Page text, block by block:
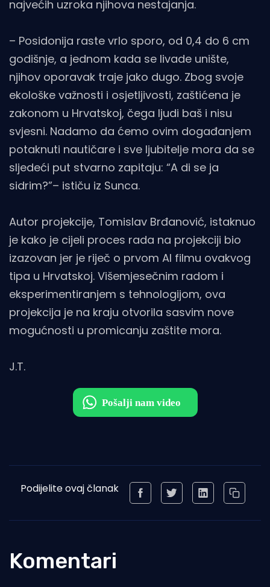
najvećih uzroka njihova nestajanja.
– Posidonija raste vrlo sporo, od 0,4 do 6 cm
godišnje, a jednom kada se livade unište,
njihov oporavak traje jako dugo. Zbog svoje
ekološke važnosti i osjetljivosti, zaštićena je
zakonom u Hrvatskoj, čega ljudi baš i nisu
svjesni. Nadamo da ćemo ovim događanjem
potaknuti nautičare i sve ljubitelje mora da se
sljedeći put stvarno zapitaju: “A di se ja
sidrim?”– ističu iz Sunca.
Autor projekcije, Tomislav Brđanović, istaknuo
je kako je cijeli proces rada na projekciji bio
izazovan jer je riječ o prvom AI filmu ovakvog
tipa u Hrvatskoj. Višemjesečnim radom i
eksperimentiranjem s tehnologijom, ova
projekcija je na kraju otvorila sasvim nove
mogućnosti u promicanju zaštite mora.
J.T.
Podijelite ovaj članak
Komentari